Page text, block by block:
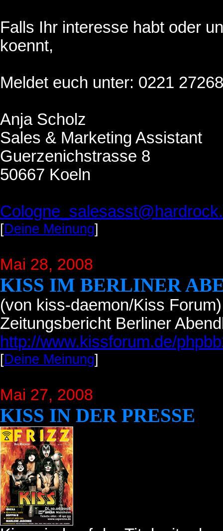
Falls Ihr interesse habt oder
koennt,
Meldet euch unter: 0221
Anja Scholz
Sales & Marketing Assistant
Guerzenichstrasse 8
50667 Koeln
[Deine Meinung]
Mai 28, 2008
KISS IM BERLINER
(von kiss-daemon/Kiss Forum)
Zeitungsbericht Berliner
http://www.kissforum.de/
[Deine Meinung]
Mai 27, 2008
KISS IN DER PRESSE